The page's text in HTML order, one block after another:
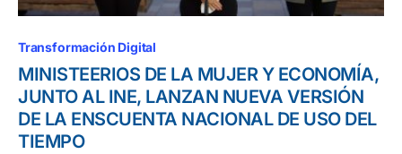
Transformación Digital
MINISTEERIOS DE LA MUJER Y ECONOMÍA,
JUNTO AL INE, LANZAN NUEVA VERSIÓN
DE LA ENSCUENTA NACIONAL DE USO DEL
TIEMPO